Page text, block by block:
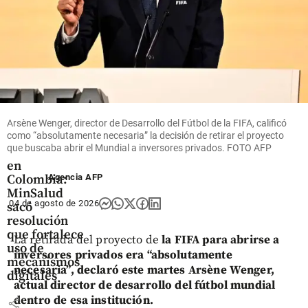
Salud
Actualizan
reglas para
telemedicina
en
Colombia:
MinSalud
sacó
resolución
que fortalece
uso de
mecanismos
digitales
share
Arsène Wenger, director de Desarrollo del Fútbol de la FIFA, calificó
como “absolutamente necesaria” la decisión de retirar el proyecto
que buscaba abrir el Mundial a inversores privados. FOTO AFP
Agencia AFP
04 de agosto de 2026
La retirada del proyecto de la FIFA para abrirse a
inversores privados era “absolutamente
necesaria”, declaró este martes Arsène Wenger,
actual director de desarrollo del fútbol mundial
dentro de esa institución.